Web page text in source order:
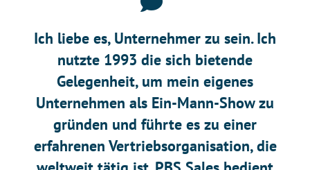
Ich liebe es, Unternehmer zu sein. Ich
nutzte 1993 die sich bietende
Gelegenheit, um mein eigenes
Unternehmen als Ein-Mann-Show zu
gründen und führte es zu einer
erfahrenen Vertriebsorganisation, die